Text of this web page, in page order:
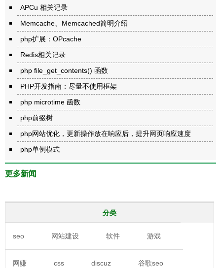
APCu 相关记录
Memcache、Memcached简明介绍
php扩展：OPcache
Redis相关记录
php file_get_contents() 函数
PHP开发指南：尽量不使用框架
php microtime 函数
php前缀树
php网站优化，更新操作放在响应后，提升网页响应速度
php单例模式
更多新闻
分类
seo 网站建设 软件 游戏
网赚 css discuz 谷歌seo